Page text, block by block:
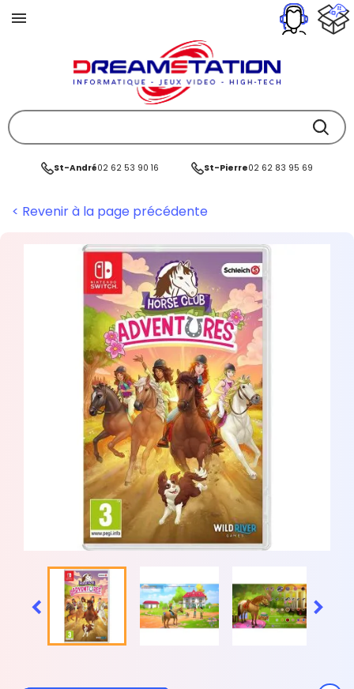
St-André02 62 53 90 16 St-Pierre02 62 83 95 69
< Revenir à la page précédente
 